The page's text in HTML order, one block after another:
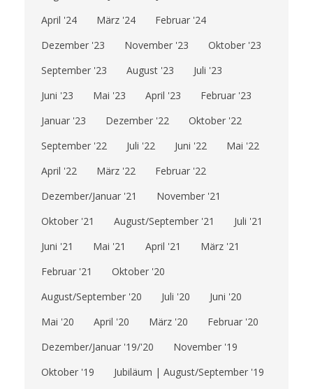
April '24
März '24
Februar '24
Dezember '23
November '23
Oktober '23
September '23
August '23
Juli '23
Juni '23
Mai '23 April '23
Februar '23
Januar '23
Dezember '22
Oktober '22
September '22
Juli '22 Juni '22
Mai '22
April '22
März '22
Februar '22
Dezember/Januar '21
November '21
Oktober '21
August/September '21
Juli '21
Juni '21
Mai '21 April '21
März '21
Februar '21
Oktober '20
August/September '20
Juli '20
Juni '20
Mai '20
April '20 März '20
Februar '20
Dezember/Januar '19/'20
November '19
Oktober '19
Jubiläum | August/September '19